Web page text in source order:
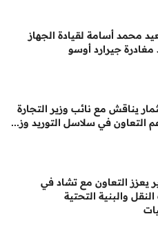
محمد أسامة لقيادة الجهاز
مغادرة جيرارد أوسو
يناقش مع نائب وزير التجارة
التعاون في سلاسل التوريد وز...
يعزز التعاون مع تشاد في
والبنية التحتية